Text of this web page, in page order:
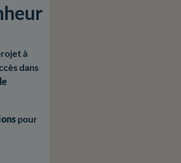
à
dans
pour